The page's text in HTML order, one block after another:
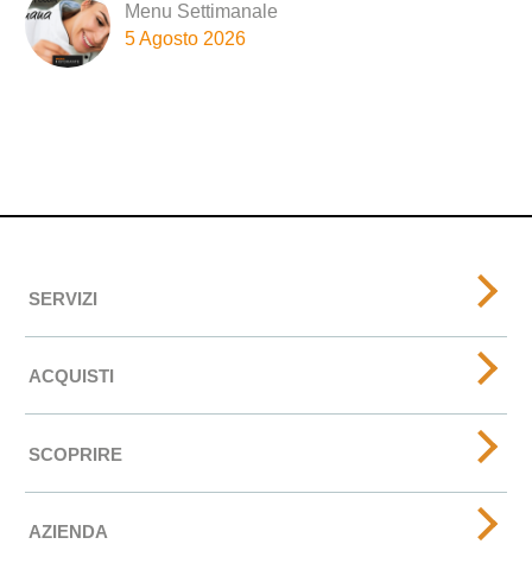
Menu Settimanale
5 Agosto 2026
SERVIZI
ACQUISTI
SCOPRIRE
AZIENDA